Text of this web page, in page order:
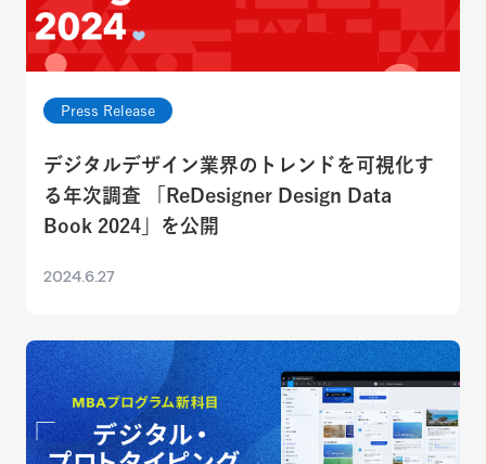
Press Release
デジタルデザイン業界のトレンドを可視化す
る年次調査 「ReDesigner Design Data
Book 2024」を公開
2024.6.27